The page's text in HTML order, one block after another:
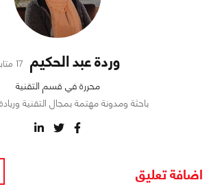
وردة عبد الحكيم 17 متابع
محررة في قسم التقنية
باحثة ومدونة مهتمة بمجال التقنية
اضافة تعليق